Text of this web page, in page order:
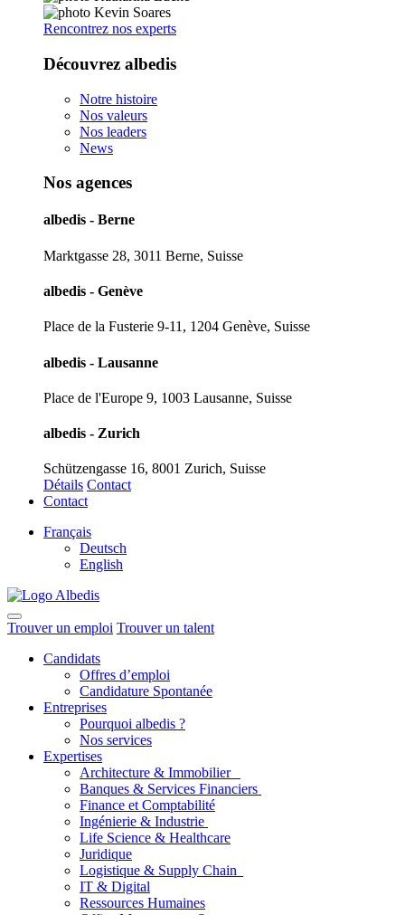
Rencontrez nos experts
Découvrez albedis
Notre histoire
Nos valeurs
Nos leaders
News
Nos agences
albedis - Berne
Marktgasse 28, 3011 Berne, Suisse
albedis - Genève
Place de la Fusterie 9-11, 1204 Genève, Suisse
albedis - Lausanne
Place de l'Europe 9, 1003 Lausanne, Suisse
albedis - Zurich
Schützengasse 16, 8001 Zurich, Suisse
Détails Contact
Contact
Français
Deutsch
English
Trouver un emploi Trouver un talent
Candidats
Offres d’emploi
Candidature Spontanée
Entreprises
Pourquoi albedis ?
Nos services
Expertises
Architecture & Immobilier
Banques & Services Financiers
Finance et Comptabilité
Ingénierie & Industrie
Life Science & Healthcare
Juridique
Logistique & Supply Chain
IT & Digital
Ressources Humaines